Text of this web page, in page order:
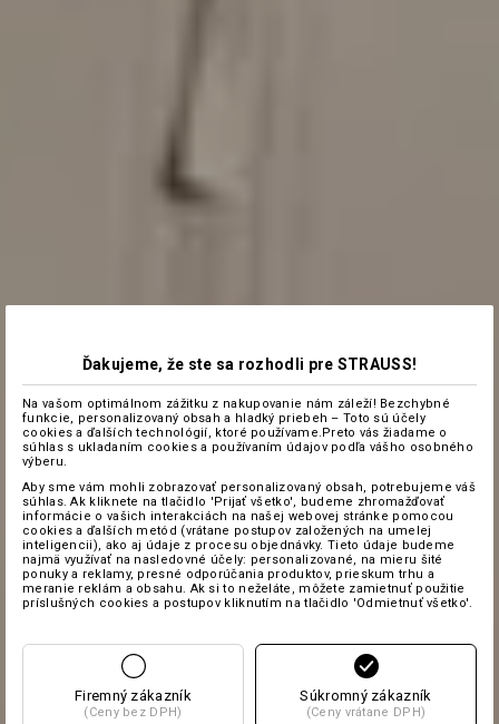
Ďakujeme, že ste sa rozhodli pre STRAUSS!
Na vašom optimálnom zážitku z nakupovanie nám záleží! Bezchybné
funkcie, personalizovaný obsah a hladký priebeh – Toto sú účely
cookies a ďalších technológií, ktoré používame.Preto vás žiadame o
súhlas s ukladaním cookies a používaním údajov podľa vášho osobného
výberu.
Aby sme vám mohli zobrazovať personalizovaný obsah, potrebujeme váš
súhlas. Ak kliknete na tlačidlo 'Prijať všetko', budeme zhromažďovať
informácie o vašich interakciách na našej webovej stránke pomocou
cookies a ďalších metód (vrátane postupov založených na umelej
inteligencii), ako aj údaje z procesu objednávky. Tieto údaje budeme
najmä využívať na nasledovné účely: personalizované, na mieru šité
ponuky a reklamy, presné odporúčania produktov, prieskum trhu a
meranie reklám a obsahu. Ak si to neželáte, môžete zamietnuť použitie
príslušných cookies a postupov kliknutím na tlačidlo 'Odmietnuť všetko'.
Firemný zákazník
(Ceny bez DPH)
Súkromný zákazník
(Ceny vrátane DPH)